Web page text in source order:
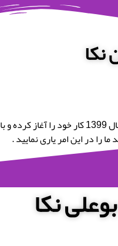
به پایگاه خبری و تفریحی شهرستان نکا خوش آمدید.این پایگاه در سال 1399 کار خود را آغاز کرده و با
را در این امر یاری نمایید .
نکا